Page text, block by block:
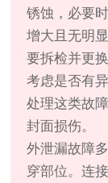
锈蚀，必要
增大且无明
要拆检并更
考虑是否有
处理这类故
封面损伤。
外泄漏故障
穿部位。连